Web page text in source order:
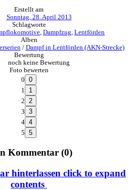
Erstellt am
Sonntag, 28. April 2013
Schlagworte
Dampfzug Lentförden
Alben
/ Dampf in Lentförden (AKN-Strecke)
Bewertung
noch keine Bewertung
Foto bewerten
0
1
2
3
4
5
Kommentar (0)
hinterlassen click to expand
contents